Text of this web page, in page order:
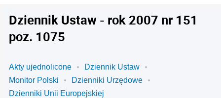
Dziennik Ustaw - rok 2007 nr 151
poz. 1075
Akty ujednolicone
Dziennik Ustaw
Monitor Polski
Dzienniki Urzędowe
Dzienniki Unii Europejskiej